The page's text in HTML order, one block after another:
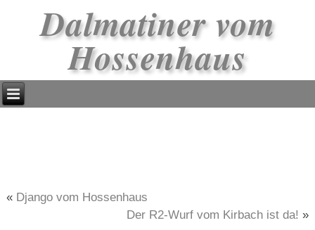
Dalmatiner vom
Hossenhaus
« Django vom Hossenhaus
Der R2-Wurf vom Kirbach ist da! »